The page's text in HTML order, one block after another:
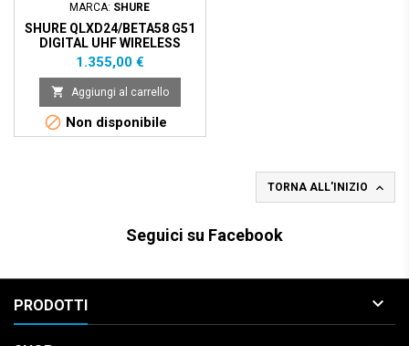
MARCA: SHURE
SHURE QLXD24/BETA58 G51
DIGITAL UHF WIRELESS
SYSTEM - G51(470-534MHZ)
Prezzo
1.355,00 €
 Aggiungi al carrello
 Non disponibile
TORNA ALL'INIZIO 
Seguici su Facebook
PRODOTTI 